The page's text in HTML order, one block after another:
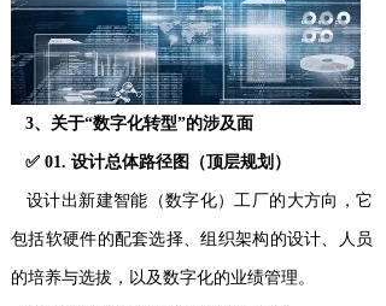
3、关于“数字化转型”的涉及面
✅ 01. 设计总体路径图（顶层规划）
设计出新建智能（数字化）工厂的大方向，它
包括软硬件的配套选择、组织架构的设计、人员
的培养与选拔，以及数字化的业绩管理。